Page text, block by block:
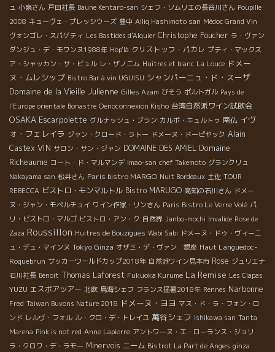
ュ 小泉さん 戸田社長 Baune Kentaro-san シェフ・ソムリエの長谷川さん Poupille
2008 キューヴェ・プレッシウーズ 豊中 Alliq Hashimoto san Médoc Grand Vin
ヴォンゴレ・スパゲティ Les Bastides d'Alquier Christophe Foucher ラ・ヴァン
ダンジュ・デ・モワンヌ1988年 Hop'là クリストッフ・パカレ プティ・マックス
ア・シャッカン・サ・ビュル レ・ザノ二ム Huitres et blanc La Louce ドメー
ヌ・ムレシップ Bistro Bar à vin UGUISU シャンパーニュ・ド・スーザ
Domaine de la Vieille Julienne Gilles Azam びそう ポルトガル Pays de
l'Europe orientale Bonastre Oenoconnexion Kisho 台湾自然派ワイン試飲会
OSAKA Escarpolette グルナッシュ・ブラン カルボ・キュルトゥ 南仏 イヴ
ォ・フェレイラ ジャン・クロード・ラトー ドメーヌ・ドーピヤック Alain
Castex VIN サロン・サン・ジャン DOMAINE DES AMIEL Domaine
Richeaume コート・ド・マルマンデ Imao-san chef Takemoto グランクリュ
Nakayama san 松井さん Paris bistro MARGO Nuit Bordeaux 土佐 TOUR
REBECCA ビストロ・モンマルトル Bistro MARUGO 高知の石川さん ドメー
ヌ・ジャン・モペルチュイ ワイン作家・リンさん Paris Bistro Le Verre Volé パ
リ・ビストロ・マルゴ ビストロ・アン・ク 自然界 Janbo-mochi Invalide Rose de
Zaza Roussillon Huitres de Bouzigues Wabi Sabi ドメーヌ・ドゥ・ヴィーニ
ュ・デュ・マインヌ Tokyo Ginza オザミ・デ・ヴァン 銀座 Haut Languedoc-
Roquebrun サッカーワールドカップ2018年 自然派ワイン見本市 Rose ジュリエナ
石川社長 Benoit Thomas Laforest Fukuoka Kurume La Remise Les Clapas
YUZU エスポアツアー 北欧 鳥海シェフ フランス猛暑2018年 Rennes Narbonne
Fred Taiwan Buvons Nature 2018 ドメーヌ・ヨヨ マス・ド・ラ・フォン・ロ
ンド レルヴ・フォル ル・クロ・デ・トレイユ 萬谷シェフ Ishikawa san Tanta
Marena Pink is not red Anne Lapierre アントワーヌ・エ・ローランス・ジョリ
ラ・クロワ・デ・ラモー Minervois ニーム Bistrot La Part de Anges ginza